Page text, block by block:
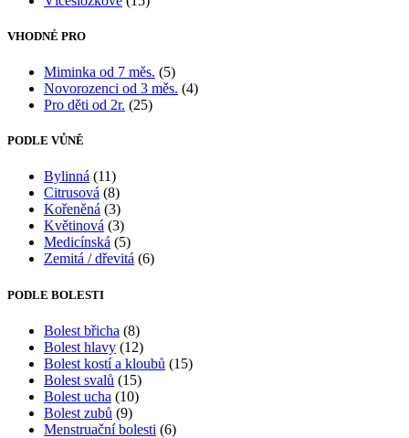
VHODNÉ PRO
Miminka od 7 měs. (5)
Novorozenci od 3 měs. (4)
Pro děti od 2r. (25)
PODLE VŮNĚ
Bylinná (11)
Citrusová (8)
Kořeněná (3)
Květinová (3)
Medicínská (5)
Zemitá / dřevitá (6)
PODLE BOLESTI
Bolest břicha (8)
Bolest hlavy (12)
Bolest kostí a kloubů (15)
Bolest svalů (15)
Bolest ucha (10)
Bolest zubů (9)
Menstruační bolesti (6)